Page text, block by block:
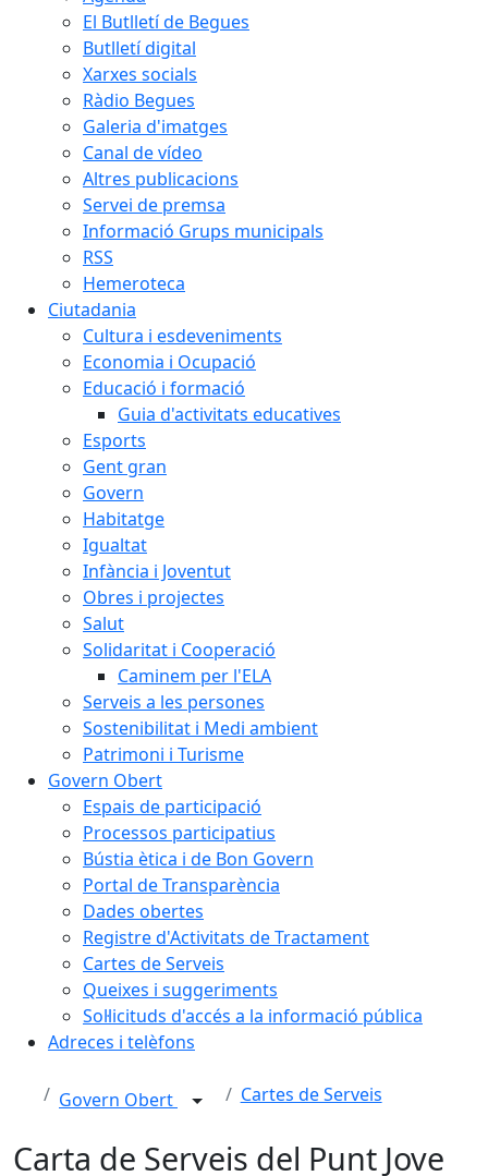
El Butlletí de Begues
Butlletí digital
Xarxes socials
Ràdio Begues
Galeria d'imatges
Canal de vídeo
Altres publicacions
Servei de premsa
Informació Grups municipals
RSS
Hemeroteca
Ciutadania
Cultura i esdeveniments
Economia i Ocupació
Educació i formació
Guia d'activitats educatives
Esports
Gent gran
Govern
Habitatge
Igualtat
Infància i Joventut
Obres i projectes
Salut
Solidaritat i Cooperació
Caminem per l'ELA
Serveis a les persones
Sostenibilitat i Medi ambient
Patrimoni i Turisme
Govern Obert
Espais de participació
Processos participatius
Bústia ètica i de Bon Govern
Portal de Transparència
Dades obertes
Registre d'Activitats de Tractament
Cartes de Serveis
Queixes i suggeriments
Sol·licituds d'accés a la informació pública
Adreces i telèfons
Govern Obert Cartes de Serveis
Carta de Serveis del Punt Jove